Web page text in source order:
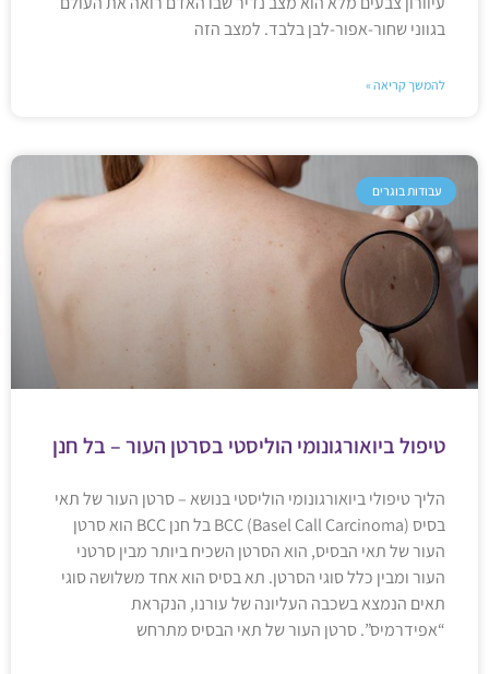
בגווני שחור-אפור-לבן בלבד. למצב הזה
להמשך קריאה »
עבודות בוגרים
טיפול ביואורגונומי הוליסטי בסרטן העור – בל חנן
הליך טיפולי ביואורגונומי הוליסטי בנושא – סרטן העור של תאי
בסיס BCC (Basel Call Carcinoma) בל חנן BCC הוא סרטן
העור של תאי הבסיס, הוא הסרטן השכיח ביותר מבין סרטני
העור ומבין כלל סוגי הסרטן. תא בסיס הוא אחד משלושה סוגי
תאים הנמצא בשכבה העליונה של עורנו, הנקראת
“אפידרמיס”. סרטן העור של תאי הבסיס מתרחש